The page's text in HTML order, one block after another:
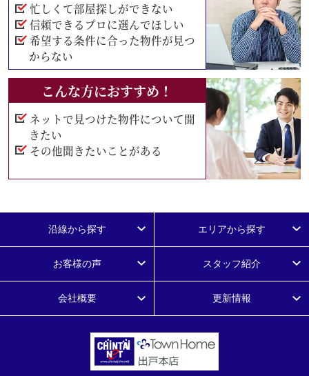
忙しくて部屋探しができない
信頼できるプロに選んでほしい
希望する条件に合った物件が見つ
からない
こんな方におすすめ！
ネットで見つけた物件について聞
きたい
その他聞きたいことがある
沿線から探す エリアから探す
お客様の声 スタッフ紹介
会社概要 更新情報